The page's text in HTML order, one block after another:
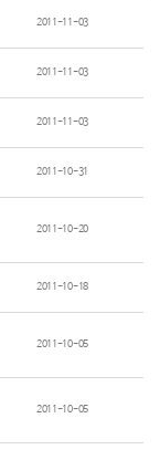
2011-11-03
2011-11-03
2011-11-03
2011-10-31
2011-10-20
2011-10-18
2011-10-05
2011-10-05